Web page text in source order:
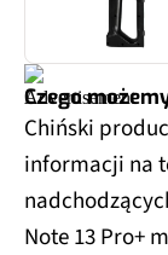
Czego
Chiński
informacji na
Note 13 Pro+